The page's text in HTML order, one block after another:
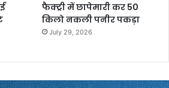
फैक्ट्री में छापेमारी कर 50
किलो नकली पनीर पकड़ा
July 29, 2026